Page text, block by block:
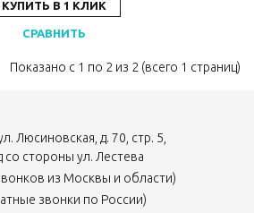
КУПИТЬ В 1 КЛИК
СРАВНИТЬ
Показано с 1 по 2 из 2 (всего 1 страниц)
Люсиновская, д. 70, стр. 5,
со стороны ул. Лестева
из Москвы и области)
звонки по России)